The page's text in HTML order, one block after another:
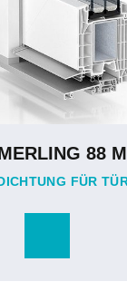
88
FÜR